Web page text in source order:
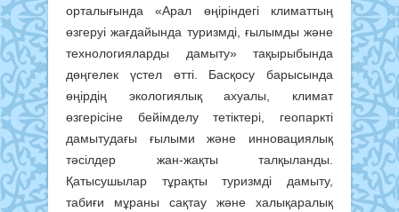
орталығында «Арал өңіріндегі климаттың
өзгеруі жағдайында туризмді, ғылымды және
технологияларды дамыту» тақырыбында
дөңгелек үстел өтті. Басқосу барысында
өңірдің экологиялық ахуалы, климат
өзгерісіне бейімделу тетіктері, геопаркті
дамытудағы ғылыми және инновациялық
тәсілдер жан-жақты талқыланды.
Қатысушылар тұрақты туризмді дамыту,
табиғи мұраны сақтау және халықаралық